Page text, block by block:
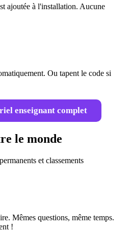
ajoutée à l'installation. Aucune
Ou tapent le code si
enseignant complet
le monde
et classements
Mêmes questions, même temps.
!